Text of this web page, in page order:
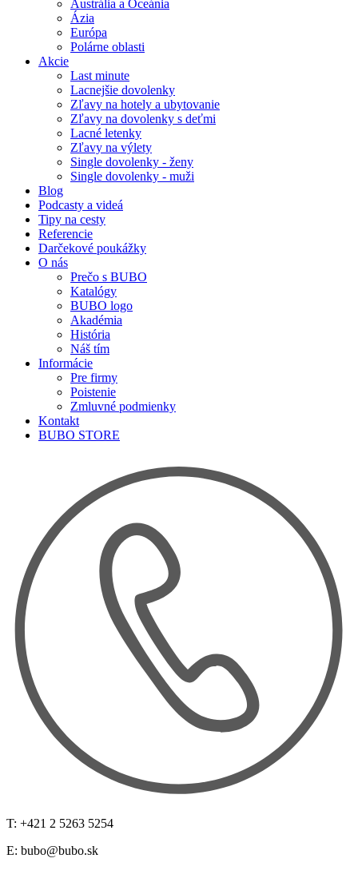
Austrália a Oceánia
Ázia
Európa
Polárne oblasti
Akcie
Last minute
Lacnejšie dovolenky
Zľavy na hotely a ubytovanie
Zľavy na dovolenky s deťmi
Lacné letenky
Zľavy na výlety
Single dovolenky - ženy
Single dovolenky - muži
Blog
Podcasty a videá
Tipy na cesty
Referencie
Darčekové poukážky
O nás
Prečo s BUBO
Katalógy
BUBO logo
Akadémia
História
Náš tím
Informácie
Pre firmy
Poistenie
Zmluvné podmienky
Kontakt
BUBO STORE
T: +421 2 5263 5254
E: bubo@bubo.sk